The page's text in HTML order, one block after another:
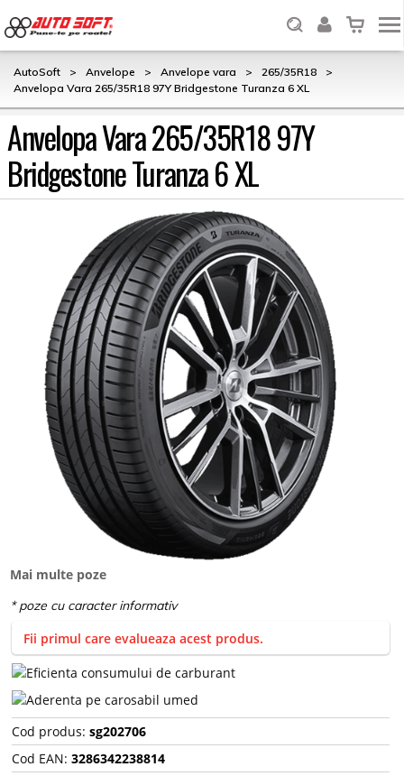
AutoSoft > Anvelope > Anvelope vara > 265/35R18
>
Anvelopa Vara 265/35R18 97Y Bridgestone Turanza 6 XL
Anvelopa Vara 265/35R18 97Y
Bridgestone Turanza 6 XL
Mai multe poze
Fii primul care evalueaza acest produs.
Cod produs: sg202706
Cod EAN: 3286342238814